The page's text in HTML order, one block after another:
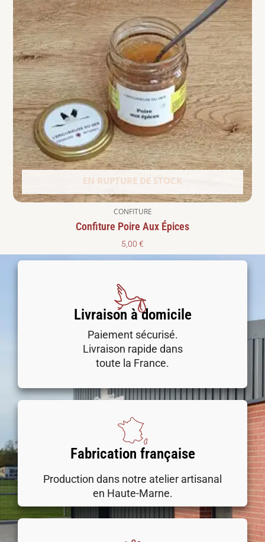
EN RUPTURE DE STOCK
CONFITURE
Confiture Poire Aux Épices
5,00 €
Livraison à domicile
Paiement sécurisé.
Livraison rapide dans
toute la France.
Fabrication française
Production dans notre atelier artisanal
en Haute-Marne.